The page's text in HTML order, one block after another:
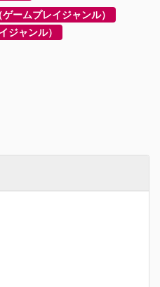
ームプレイジャンル）
ジャンル）